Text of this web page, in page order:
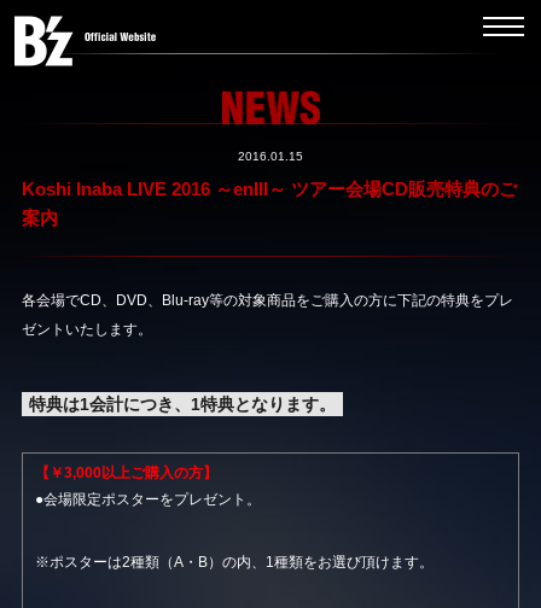
2016.01.15
Koshi Inaba LIVE 2016 ～enIII～ ツアー会場CD販売特典のご
案内
各会場でCD、DVD、Blu-ray等の対象商品をご購入の方に下記の特典をプレ
ゼントいたします。
特典は1会計につき、1特典となります。
【￥3,000以上ご購入の方】
●会場限定ポスターをプレゼント。
※ポスターは2種類（A・B）の内、1種類をお選び頂けます。